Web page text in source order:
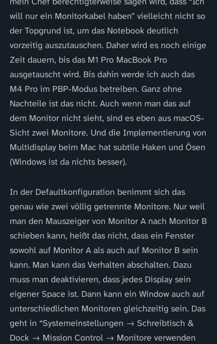
will nur ein Monitorkabel haben” vielleicht nicht so
der Topgrund ist, um das Notebook deutlich
vorzeitig auszutauschen. Daher wird es noch einige
Zeit dauern, bis das M1 Pro MacBook Pro
ausgetauscht wird. Bis dahin werde ich auch das
M4 Pro im PBP-Modus betreiben. Ganz ohne
Nachteile ist das nicht. Auch wenn man das auf
dem Monitor nicht sieht, sind es eben aus macOS-
Sicht zwei Monitore. Und die Implementierung von
Multidisplay beim Mac hat subtile Haken und Ösen
(Windows ist da nichts besser).
In der Defaultkonfiguration benimmt sich das
genau wie zwei völlig getrennte Monitore. Nur weil
man den Mauszeiger von Monitor A nach Monitor B
schieben kann, heißt das nicht, dass ein Fenster
sowohl auf Monitor A als auch auf Monitor B sein
kann. Man kann das Verhalten abschalten. Dazu
muss man deaktivieren, dass jedes Display sein
eigener Space ist. Dann kann ein Window auch auf
unterschiedlichen Monitoren gleichzeitig sein. Das
geht in “Systemeinstellungen → Schreibtisch &
Dock → Mission Control → Monitore verwenden